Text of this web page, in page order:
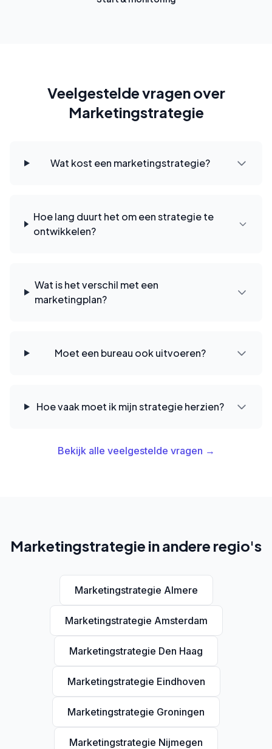
Veelgestelde vragen over
Marketingstrategie
Wat kost een marketingstrategie?
Hoe lang duurt het om een strategie te
ontwikkelen?
Wat is het verschil met een
marketingplan?
Moet een bureau ook uitvoeren?
Hoe vaak moet ik mijn strategie herzien?
Bekijk alle veelgestelde vragen →
Marketingstrategie in andere regio's
Marketingstrategie Almere
Marketingstrategie Amsterdam
Marketingstrategie Den Haag
Marketingstrategie Eindhoven
Marketingstrategie Groningen
Marketingstrategie Nijmegen